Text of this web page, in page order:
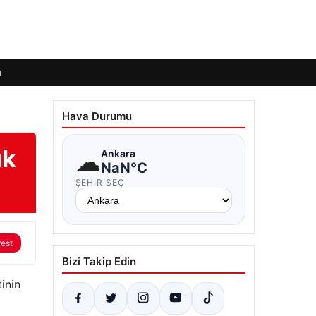
Hava Durumu
☁Ankara
NaN°C
ŞEHIR SEÇ
Bizi Takip Edin